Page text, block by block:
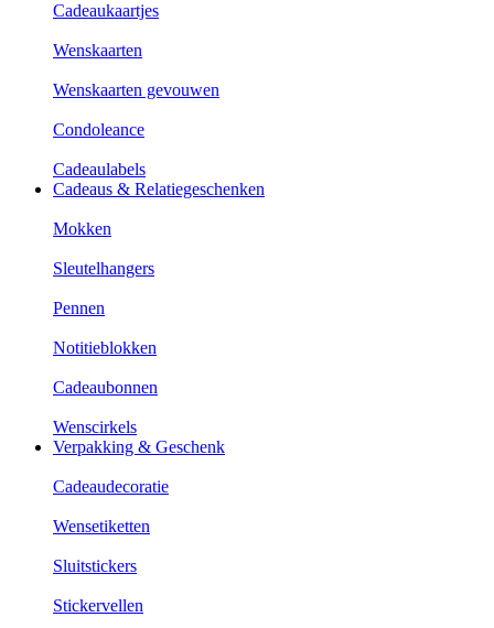
Cadeaukaartjes
Wenskaarten
Wenskaarten gevouwen
Condoleance
Cadeaulabels
Cadeaus & Relatiegeschenken
Mokken
Sleutelhangers
Pennen
Notitieblokken
Cadeaubonnen
Wenscirkels
Verpakking & Geschenk
Cadeaudecoratie
Wensetiketten
Sluitstickers
Stickervellen